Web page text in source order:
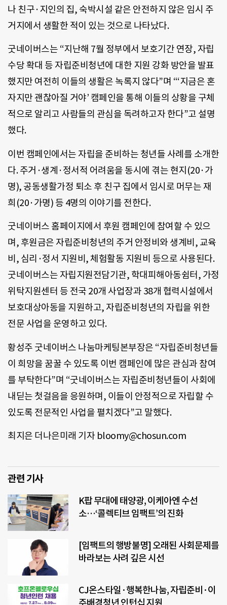
나 친구·지인의 집, 숙박시설 같은 안전하지 않은 임시 주
거지에서 생활한 적이 있는 것으로 나타났다.
굿네이버스는 “지난해 7월 정부에서 보호기간 연장, 자립
수당 확대 등 자립준비청년에 대한 지원 강화 방안을 발표
했지만 여전히 이들의 생활은 녹록지 않다”며 “‘지금은 혼
자지만 괜찮아질 거야’ 캠페인을 통해 이들의 상황을 구체
적으로 알리고 사람들의 관심을 독려하고자 한다”고 설명
했다.
이번 캠페인에서는 자립을 준비하는 청년들 사례를 소개한
다. 주거·생계·정서적 어려움을 동시에 겪는 현지(20·가
명), 공동생활가정 퇴소 후 친구 집에서 임시로 머무는 재
희(20·가명) 등 4명의 이야기를 전한다.
굿네이버스 홈페이지에서 후원 캠페인에 참여할 수 있으
며, 후원금은 자립준비청년의 주거 안정비와 생계비, 교육
비, 심리·정서 지원비, 체험활동 지원비 등으로 사용된다.
굿네이버스는 자립지원전담기관, 학대피해아동쉼터, 가정
위탁지원센터 등 전국 20개 사업장과 38개 협력시설에서
보호대상아동을 지원하고, 자립준비청년의 자립을 위한
전문 사업을 운영하고 있다.
황성주 굿네이버스 나눔마케팅본부장은 “자립준비청년들
이 희망을 꿈꿀 수 있도록 이번 캠페인에 많은 관심과 참여
를 부탁한다”며 “굿네이버스는 자립준비청년들이 사회에
내딛는 첫걸음을 응원하며, 이들이 안정적으로 자립할 수
있도록 전문적인 사업을 펼치겠다”고 말했다.
최지은 더나은미래 기자 bloomy@chosun.com
관련 기사
K팝 무대에 태양광, 이케아엔 수선
소…‘콜렉티브 임팩트’의 진화
[임팩트의 행방불명] 오래된 사회문제를
바라보는 사려 깊은 시선
CJ온스타일·행복한나눔, 자립준비·이